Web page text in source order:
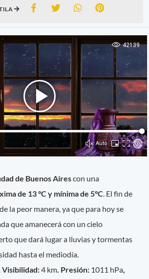
de Buenos Airescon una
de 13 °C y mínima de 5°C . El fin de
la peor manera, ya que para hoy se
que amanecerá con un cielo
que dará lugar a lluvias y tormentas
hasta el mediodía.
Visibilidad:4 km . Presión: 1011 hPa